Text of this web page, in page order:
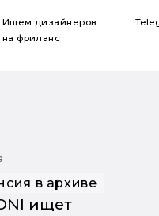
Ищем дизайнеров
на фриланс
в архиве
ищет